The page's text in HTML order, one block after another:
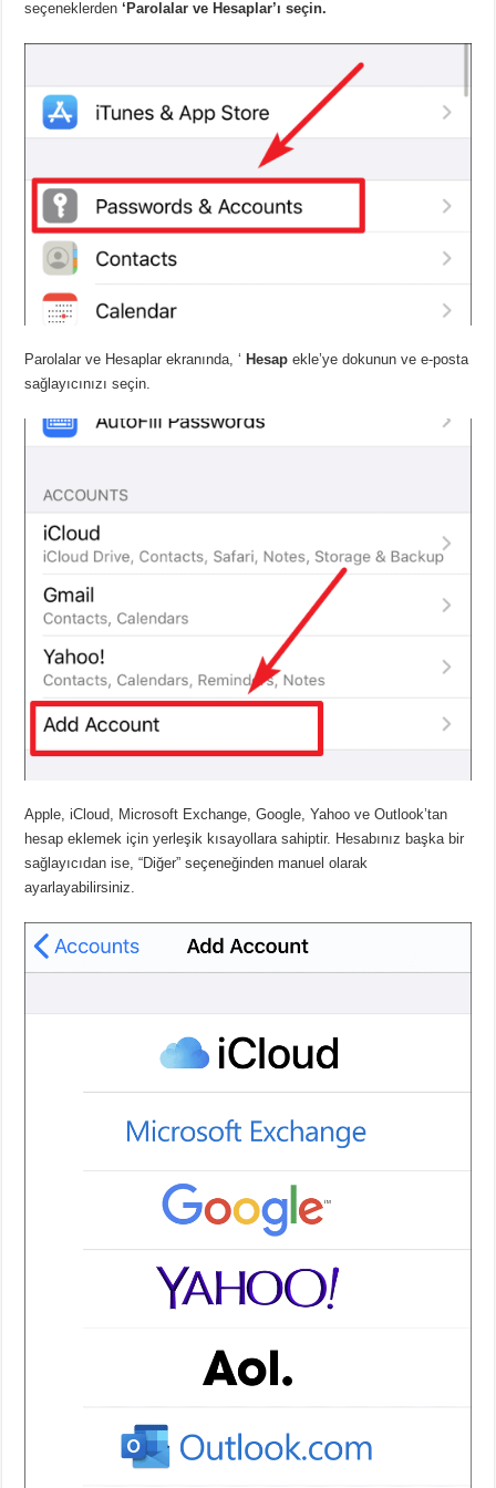
seçeneklerden‘Parolalar ve Hesaplar’ı seçin.
Parolalar ve Hesaplar ekranında, ‘ Hesap ekle’ye dokunun ve e-posta
sağlayıcınızı seçin.
Apple, iCloud, Microsoft Exchange, Google, Yahoo ve Outlook’tan
hesap eklemek için yerleşik kısayollara sahiptir. Hesabınız başka bir
sağlayıcıdan ise, “Diğer” seçeneğinden manuel olarak
ayarlayabilirsiniz.